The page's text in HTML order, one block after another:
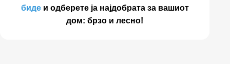
бидеи одберете ја најдобрата за вашиот
дом: брзо и лесно!